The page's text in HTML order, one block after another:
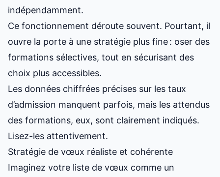
indépendamment.
Ce fonctionnement déroute souvent. Pourtant, il
ouvre la porte à une stratégie plus fine : oser des
formations sélectives, tout en sécurisant des
choix plus accessibles.
Les données chiffrées précises sur les taux
d’admission manquent parfois, mais les attendus
des formations, eux, sont clairement indiqués.
Lisez-les attentivement.
Stratégie de vœux réaliste et cohérente
Imaginez votre liste de vœux comme un